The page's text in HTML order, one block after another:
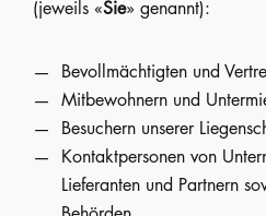
(jeweils «Sie» genannt):
Bevollmächtigten und
Mitbewohnern und
Besuchern unserer
Kontaktpersonen von
Lieferanten und Partnern